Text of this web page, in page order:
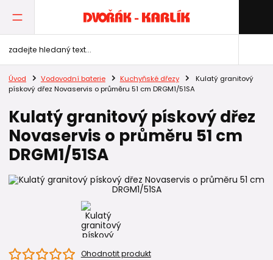
Úvod Vodovodní baterie Kuchyňské dřezy
Kulatý granitový
pískový dřez Novaservis o průměru 51 cm DRGM1/51SA
Kulatý granitový pískový dřez
Novaservis o průměru 51 cm
DRGM1/51SA
Ohodnotit produkt